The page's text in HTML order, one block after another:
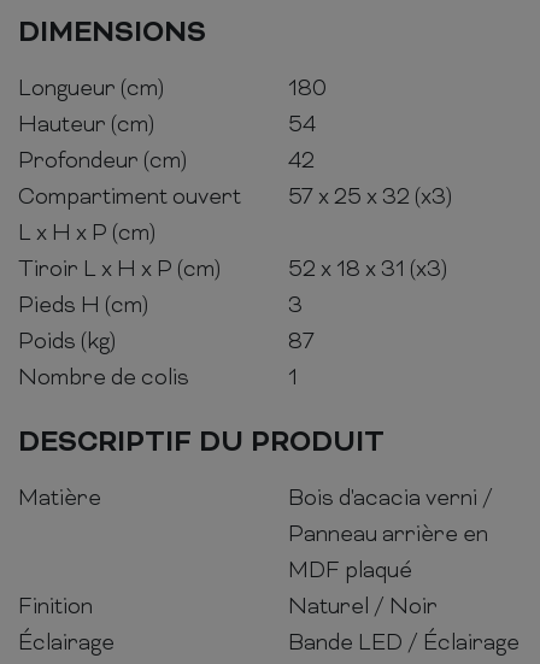
DIMENSIONS
Longueur (cm)
180
Hauteur (cm)
54
Profondeur (cm)
42
Compartiment ouvert
L x H x P (cm)
57 x 25 x 32 (x3)
Tiroir L x H x P (cm)
52 x 18 x 31 (x3)
Pieds H (cm)
3
Poids (kg)
87
Nombre de colis
1
DESCRIPTIF DU PRODUIT
Matière
Bois d'acacia verni /
Panneau arrière en
MDF plaqué
Finition
Naturel / Noir
Éclairage
Bande LED / Éclairage